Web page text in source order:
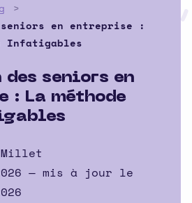
en entreprise :
Infatigables
seniors en
: La méthode
Millet
— mis à jour le